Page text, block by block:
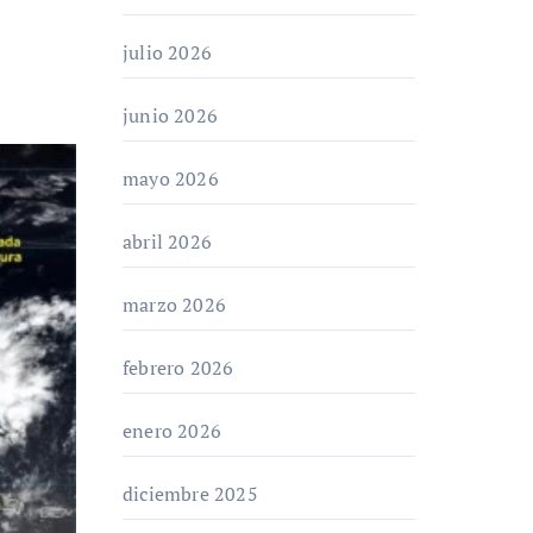
julio 2026
junio 2026
mayo 2026
abril 2026
marzo 2026
febrero 2026
enero 2026
diciembre 2025